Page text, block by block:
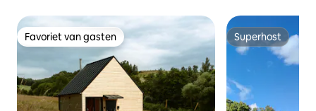
Favoriet van gasten
Favoriet van gasten Superhost
Superhost